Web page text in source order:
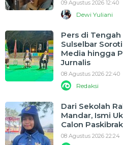
09 Agustus 2026 12:40
Dewi Yuliani
Pers di Tengah
Sulselbar
Media hingga
Jurnalis
08 Agustus 2026 22:40
Redaksi
Dari Sekolah
Mandar, Ismi
Calon
08 Agustus 2026 22:24